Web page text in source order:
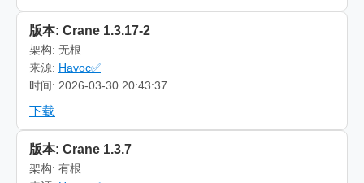
版本: Crane 1.3.17-2
架构: 无根
来源: Havoc✅
时间: 2026-03-30 20:43:37
下载
版本: Crane 1.3.7
架构: 有根